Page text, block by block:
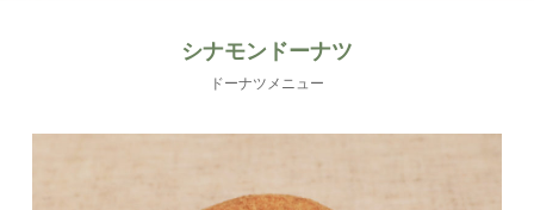
シナモンドーナツ
ドーナツメニュー